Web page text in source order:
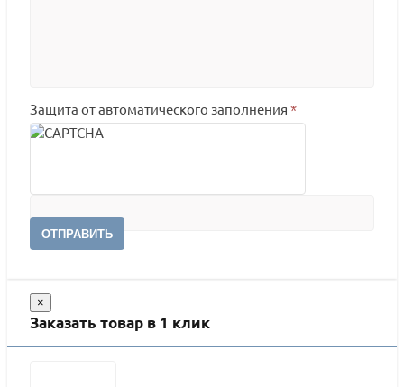
Защита от автоматического заполнения *
ОТПРАВИТЬ
×
Заказать товар в 1 клик